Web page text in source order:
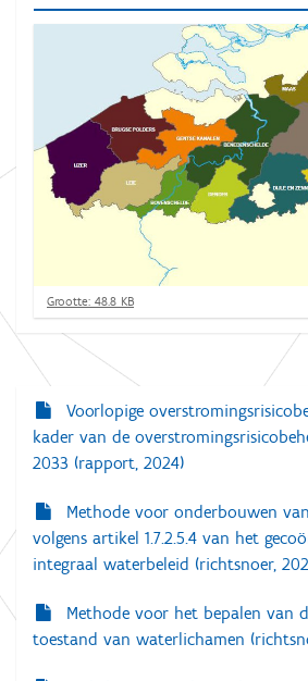
K
l
o
e
o
l
l
e
g
e
Grootte: 48.8 KB
N
a
g
a
t
i
Voorlopige
kader van de
2033 (rapport, 2024)
Methode voor onderbouwen
volgens artikel 1.7.2.5.4 van het
integraal waterbeleid (richtsnoer,
Methode voor het bepalen van
toestand van waterlichamen